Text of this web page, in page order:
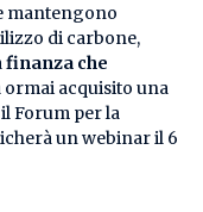
mantengono
di carbone,
finanza che
ormai acquisito una
Forum per la
un webinar il 6